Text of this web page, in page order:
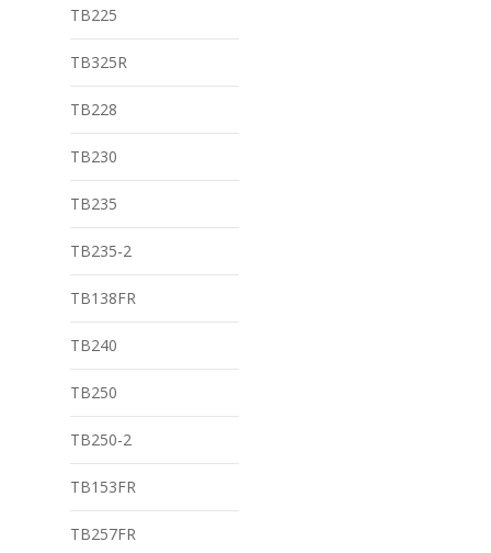
TB225
TB325R
TB228
TB230
TB235
TB235-2
TB138FR
TB240
TB250
TB250-2
TB153FR
TB257FR